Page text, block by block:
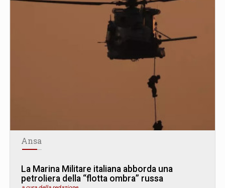
Ansa
La Marina Militare italiana abborda una
petroliera della “flotta ombra” russa